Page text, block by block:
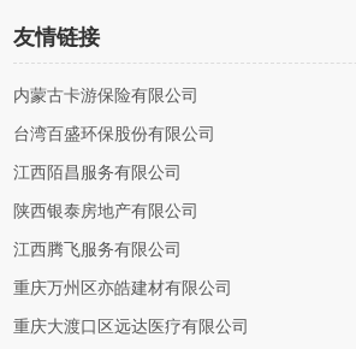
友情链接
内蒙古卡游保险有限公司
台湾百盛环保股份有限公司
江西陌昌服务有限公司
陕西银泰房地产有限公司
江西腾飞服务有限公司
重庆万州区亦皓建材有限公司
重庆大渡口区远达医疗有限公司